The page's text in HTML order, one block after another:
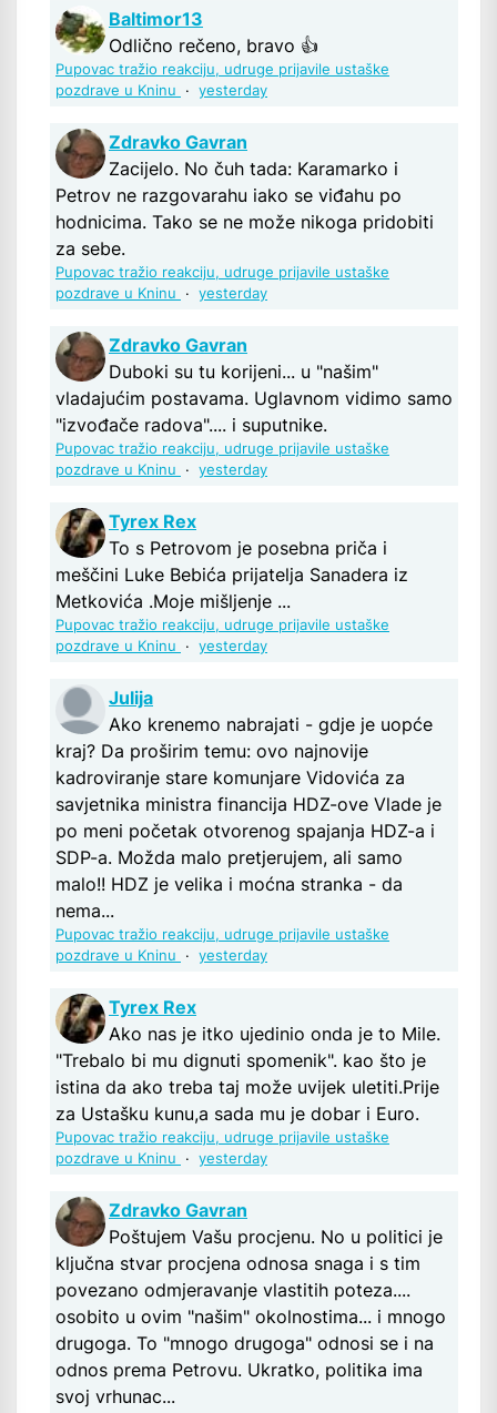
Baltimor13
Odlično rečeno, bravo 👍
Pupovac tražio reakciju, udruge prijavile ustaške
pozdrave u Kninu
· yesterday
Zdravko Gavran
Zacijelo. No čuh tada: Karamarko i
Petrov ne razgovarahu iako se viđahu po
hodnicima. Tako se ne može nikoga pridobiti
za sebe.
Pupovac tražio reakciju, udruge prijavile ustaške
pozdrave u Kninu
· yesterday
Zdravko Gavran
Duboki su tu korijeni... u "našim"
vladajućim postavama. Uglavnom vidimo samo
"izvođače radova".... i suputnike.
Pupovac tražio reakciju, udruge prijavile ustaške
pozdrave u Kninu
· yesterday
Tyrex Rex
To s Petrovom je posebna priča i
meščini Luke Bebića prijatelja Sanadera iz
Metkovića .Moje mišljenje ...
Pupovac tražio reakciju, udruge prijavile ustaške
pozdrave u Kninu
· yesterday
Julija
Ako krenemo nabrajati - gdje je uopće
kraj? Da proširim temu: ovo najnovije
kadroviranje stare komunjare Vidovića za
savjetnika ministra financija HDZ-ove Vlade je
po meni početak otvorenog spajanja HDZ-a i
SDP-a. Možda malo pretjerujem, ali samo
malo!! HDZ je velika i moćna stranka - da
nema...
Pupovac tražio reakciju, udruge prijavile ustaške
pozdrave u Kninu
· yesterday
Tyrex Rex
Ako nas je itko ujedinio onda je to Mile.
"Trebalo bi mu dignuti spomenik". kao što je
istina da ako treba taj može uvijek uletiti.Prije
za Ustašku kunu,a sada mu je dobar i Euro.
Pupovac tražio reakciju, udruge prijavile ustaške
pozdrave u Kninu
· yesterday
Zdravko Gavran
Poštujem Vašu procjenu. No u politici je
ključna stvar procjena odnosa snaga i s tim
povezano odmjeravanje vlastitih poteza....
osobito u ovim "našim" okolnostima... i mnogo
drugoga. To "mnogo drugoga" odnosi se i na
odnos prema Petrovu. Ukratko, politika ima
svoj vrhunac...